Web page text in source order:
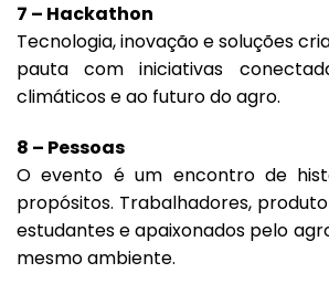
7 – Hackathon
Tecnologia, inovação e soluções
pauta com iniciativas
climáticos e ao futuro do agro.
8 – Pessoas
O evento é um encontro de
propósitos. Trabalhadores,
estudantes e apaixonados pelo
mesmo ambiente.